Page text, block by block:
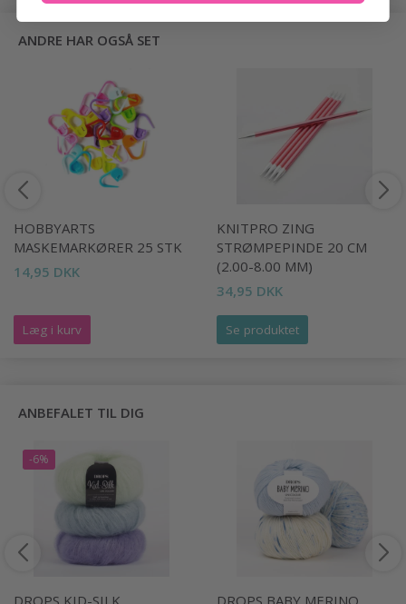
ANDRE HAR OGSÅ SET
HOBBYARTS
MASKEMARKØRER 25 STK
14,95 DKK
Læg i kurv
KNITPRO ZING
STRØMPEPINDE 20 CM
(2.00-8.00 MM)
34,95 DKK
Se produktet
ANBEFALET TIL DIG
-6%
DROPS KID-SILK
DROPS BABY MERINO